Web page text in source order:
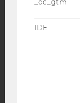
_dc_gtm
IDE